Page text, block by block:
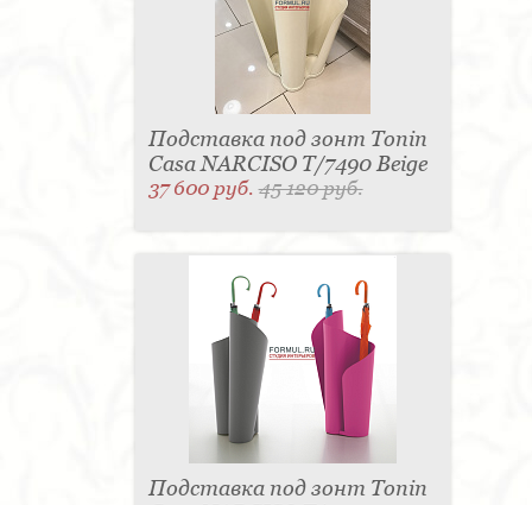
Подставка под зонт Tonin
Casa NARCISO T/7490 Beige
37 600 руб.45 120 руб.
Подставка под зонт Tonin